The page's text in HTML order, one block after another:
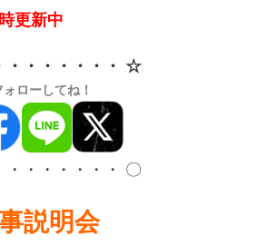
更新中
・・・・・・ ☆
ローしてね！
・・・・・・・ 〇
説明会